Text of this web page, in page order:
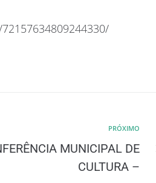
PRÓXIMO
MUNICIPAL DE
CULTURA –